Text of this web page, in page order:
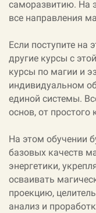
саморазвитию. На
все направления
Если поступите на
другие курсы с
курсы по магии и
индивидуальном
единой системы.
основ, от простого
На этом обучении
базовых качеств
энергетики,
осваивать
проекцию,
анализ и